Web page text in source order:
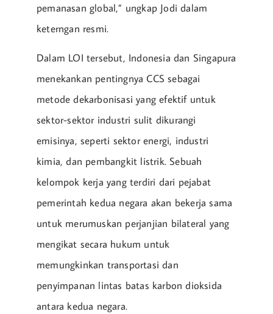
pemanasan global,” ungkap Jodi dalam
keterngan resmi.
Dalam LOI tersebut, Indonesia dan Singapura
menekankan pentingnya CCS sebagai
metode dekarbonisasi yang efektif untuk
sektor-sektor industri sulit dikurangi
emisinya, seperti sektor energi, industri
kimia, dan pembangkit listrik. Sebuah
kelompok kerja yang terdiri dari pejabat
pemerintah kedua negara akan bekerja sama
untuk merumuskan perjanjian bilateral yang
mengikat secara hukum untuk
memungkinkan transportasi dan
penyimpanan lintas batas karbon dioksida
antara kedua negara.